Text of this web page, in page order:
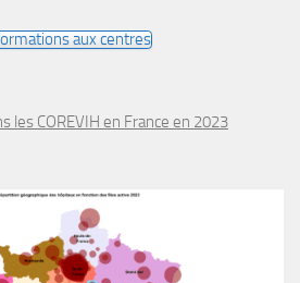
aux centres
les COREVIH en France en 2023